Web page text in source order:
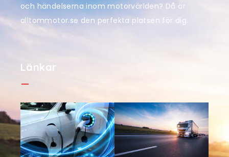
och händelserna inom motorvärlden? Då är
alltommotor.se den perfekta platsen för dig.
Länkar